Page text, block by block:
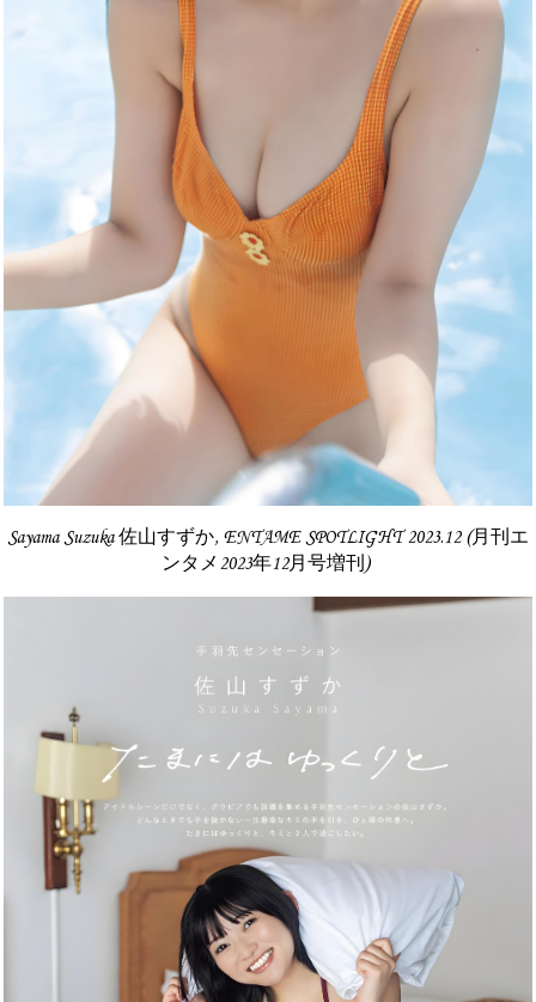
Sayama Suzuka 佐山すずか, ENTAME SPOTLIGHT 2023.12 (月刊エ
ンタメ2023年12月号増刊)